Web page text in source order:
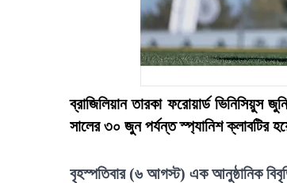
ব্রাজিলিয়ান তারকা ফরোয়ার্ড ভিনিসিয়ুস
সালের ৩০ জুন পর্যন্ত স্প্যানিশ ক্লাবটির
বৃহস্পতিবার (৬ আগস্ট) এক আনুষ্ঠানিক